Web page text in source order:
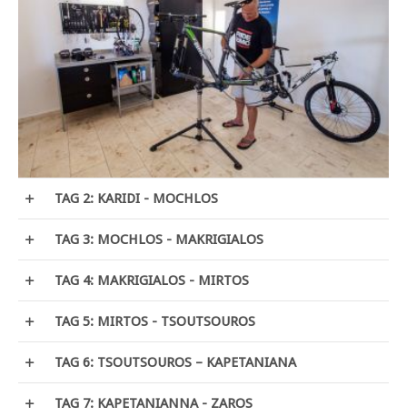
TAG 2: KARIDI - MOCHLOS
TAG 3: MOCHLOS - MAKRIGIALOS
TAG 4: MAKRIGIALOS - MIRTOS
TAG 5: MIRTOS - TSOUTSOUROS
TAG 6: TSOUTSOUROS – KAPETANIANA
TAG 7: KAPETANIANNA - ZAROS